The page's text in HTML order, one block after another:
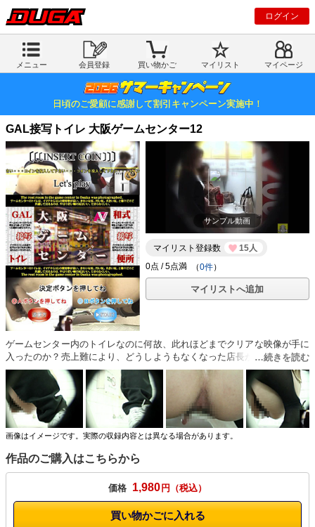
ログイン
メニュー 会員登録 買い物かご マイリスト マイページ
日頃のご愛顧に感謝して割引キャンペーン実施中！
GAL接写トイレ 大阪ゲームセンター12
サンプル動画
マイリスト登録数
15人
（0件）
マイリストへ追加
ゲームセンター内のトイレなのに何故、此れほどまでクリアな映像が手に
入ったのか？売上難により、どうしようもなくなった店長が自店のトイレ
にカメラをセッティングしたようだ。その店長の未来？そんなのは、我々
にはまったく関係のない話。フロントアングル、バックアングル共、尿道
やら、肛門までクッキリなわけで申し分ないし会話までもがハッキリ聞こ
える。
画像はイメージです。実際の収録内容とは異なる場合があります。
作品のご購入はこちらから
価格 1,980 円
買い物かごに入れる